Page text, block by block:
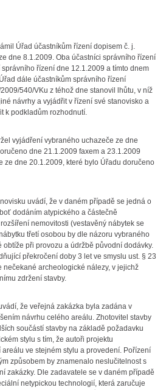
Úřad účastníkům řízení dopisem č. j.
dne 8.1.2009. Oba účastníci správního řízení
řízení dne 12.1.2009 a tímto dnem
dále účastníkům správního řízení
540/VKu z téhož dne stanovil lhůtu, v níž
návrhy a vyjádřit v řízení své stanovisko a
k podkladům rozhodnutí.
vyjádření vybraného uchazeče ze dne
dne 21.1.2009 faxem a 23.1.2009
ze dne 20.1.2009, které bylo Úřadu doručeno
uvádí, že v daném případě se jedná o
dodáním atypického a částečně
nemovitosti (vestavěný nábytek se
třetí osobou by dle názoru vybraného
při provozu a údržbě původní dodávky.
překročení doby 3 let ve smyslu ust. § 23
nečekané archeologické nálezy, v jejichž
zdržení stavby.
že veřejná zakázka byla zadána v
návrhu celého areálu. Zhotovitel stavby
součástí stavby na základě požadavku
stylu s tím, že autoři projektu
ve stejném stylu a provedení. Pořízení
způsobem by znamenalo neslučitelnost s
zakázky. Dle zadavatele se v daném případě
netypickou technologií, která zaručuje